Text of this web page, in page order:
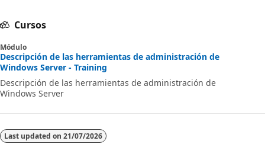
Cursos
Módulo
Descripción de las herramientas de administración de
Windows Server - Training
Descripción de las herramientas de administración de
Windows Server
Last updated on 21/07/2026